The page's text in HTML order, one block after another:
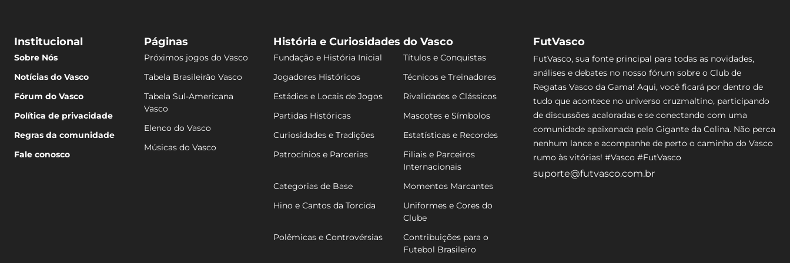
Institucional
Sobre Nós
Notícias do Vasco
Fórum do Vasco
Política de privacidade
Regras da comunidade
Fale conosco
Páginas
Próximos jogos do Vasco
Tabela Brasileirão Vasco
Tabela Sul-Americana
Vasco
Elenco do Vasco
Músicas do Vasco
História e Curiosidades do Vasco
Fundação e História Inicial
Títulos e Conquistas
Jogadores Históricos
Técnicos e Treinadores
Estádios e Locais de Jogos
Rivalidades e Clássicos
Partidas Históricas
Mascotes e Símbolos
Curiosidades e Tradições
Estatísticas e Recordes
Patrocínios e Parcerias
Filiais e Parceiros
Internacionais
Categorias de Base
Momentos Marcantes
Hino e Cantos da Torcida
Uniformes e Cores do
Clube
Polêmicas e Controvérsias
Contribuições para o
Futebol Brasileiro
FutVasco
FutVasco, sua fonte principal para todas as novidades,
análises e debates no nosso fórum sobre o Club de
Regatas Vasco da Gama! Aqui, você ficará por dentro de
tudo que acontece no universo cruzmaltino, participando
de discussões acaloradas e se conectando com uma
comunidade apaixonada pelo Gigante da Colina. Não perca
nenhum lance e acompanhe de perto o caminho do Vasco
rumo às vitórias! #Vasco #FutVasco
suporte@futvasco.com.br